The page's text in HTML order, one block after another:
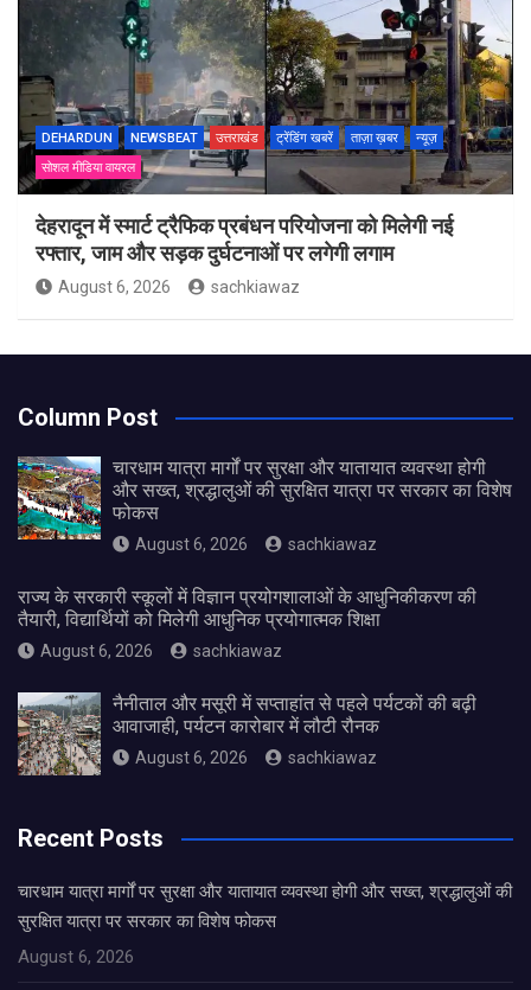
DEHARDUN NEWSBEAT उत्तराखंड ट्रेंडिंग खबरें ताज़ा ख़बर
न्यूज़
सोशल मीडिया वायरल
देहरादून में स्मार्ट ट्रैफिक प्रबंधन परियोजना को मिलेगी नई
रफ्तार, जाम और सड़क दुर्घटनाओं पर लगेगी लगाम
August 6, 2026 sachkiawaz
Column Post
चारधाम यात्रा मार्गों पर सुरक्षा और यातायात व्यवस्था होगी
और सख्त, श्रद्धालुओं की सुरक्षित यात्रा पर सरकार का विशेष
फोकस
August 6, 2026 sachkiawaz
राज्य के सरकारी स्कूलों में विज्ञान प्रयोगशालाओं के आधुनिकीकरण की
तैयारी, विद्यार्थियों को मिलेगी आधुनिक प्रयोगात्मक शिक्षा
August 6, 2026 sachkiawaz
नैनीताल और मसूरी में सप्ताहांत से पहले पर्यटकों की बढ़ी
आवाजाही, पर्यटन कारोबार में लौटी रौनक
August 6, 2026 sachkiawaz
Recent Posts
चारधाम यात्रा मार्गों पर सुरक्षा और यातायात व्यवस्था होगी और सख्त, श्रद्धालुओं की
सुरक्षित यात्रा पर सरकार का विशेष फोकस
August 6, 2026